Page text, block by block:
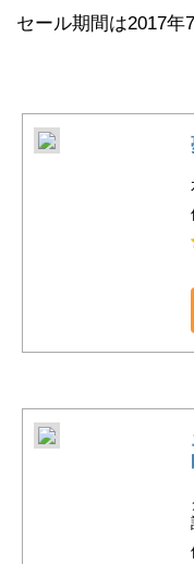
セール期間は2017年